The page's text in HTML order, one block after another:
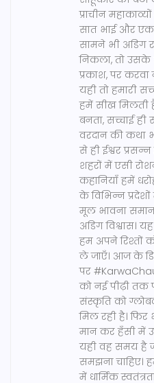
प्राचीन
सात भाई और
सामने भी अडिग
निकला, तो उसके
प्रकाश, पर करवा
यही तो हमारी
हमें सीख मिलती
बनता, सच्चाई ही
वरदान की कथा
से ही ईश्वर
शहरों में एसी
कहानियाँ हमें
के विभिन्न
मूल भावना समान
अडिग विश्वास।
हम अपने रिश्तों
ले जाएँ। आज के
पर
को नई पीढ़ी तक
संस्कृति को
मिल रही है।
मान कर हँसी में
यही वह समय है
समझना चाहिए।
में धार्मिक